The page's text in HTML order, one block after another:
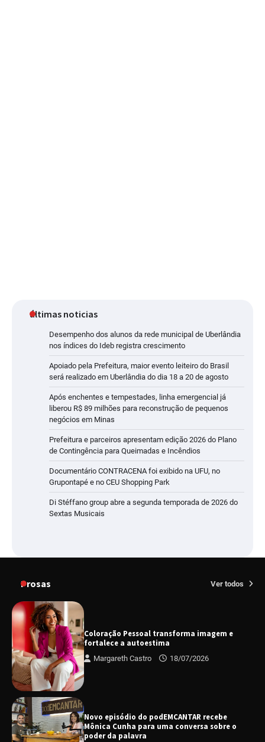
últimas noticias
Desempenho dos alunos da rede municipal de Uberlândia
nos índices do Ideb registra crescimento
Apoiado pela Prefeitura, maior evento leiteiro do Brasil
será realizado em Uberlândia do dia 18 a 20 de agosto
Após enchentes e tempestades, linha emergencial já
liberou R$ 89 milhões para reconstrução de pequenos
negócios em Minas
Prefeitura e parceiros apresentam edição 2026 do Plano
de Contingência para Queimadas e Incêndios
Documentário CONTRACENA foi exibido na UFU, no
Grupontapé e no CEU Shopping Park
Di Stéffano group abre a segunda temporada de 2026 do
Sextas Musicais
Prosas Ver todos
Coloração Pessoal transforma imagem e
fortalece a autoestima
Margareth Castro 18/07/2026
Novo episódio do podEMCANTAR recebe
Mônica Cunha para uma conversa sobre o
poder da palavra